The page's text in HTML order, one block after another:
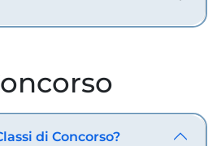
di Concorso?